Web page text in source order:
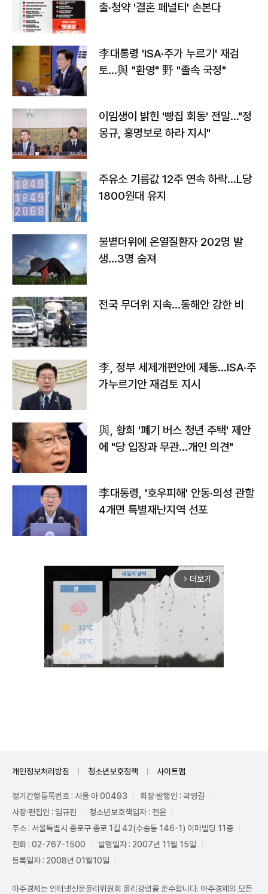
출·청약 '결혼 페널티' 손본다
李대통령 'ISA·주가 누르기' 재검
토…與 "환영" 野 "졸속 국정"
이임생이 밝힌 '빵집 회동' 전말…"정
몽규, 홍명보로 하라 지시"
주유소 기름값 12주 연속 하락…L당
1800원대 유지
불볕더위에 온열질환자 202명 발
생…3명 숨져
전국 무더위 지속…동해안 강한 비
李, 정부 세제개편안에 제동…ISA·주
가누르기안 재검토 지시
與, 황희 '폐기 버스 청년 주택' 제안
에 "당 입장과 무관…개인 의견"
李대통령, '호우피해' 안동·의성 관할
4개면 특별재난지역 선포
arrow_forward_ios 더보기
개인정보처리방침 청소년보호정책 사이트맵
정기간행등록번호 : 서울 아 00493
회장·발행인 : 곽영길
사장·편집인 : 임규진
청소년보호책임자 : 전운
주소 : 서울특별시 종로구 종로 1길 42(수송동 146-1) 이마빌딩 11층
전화 : 02-767-1500
발행일자 : 2007년 11월 15일
등록일자 : 2008년 01월10일
아주경제는 인터넷신문윤리위원회 윤리강령을 준수합니다. 아주경제의 모든